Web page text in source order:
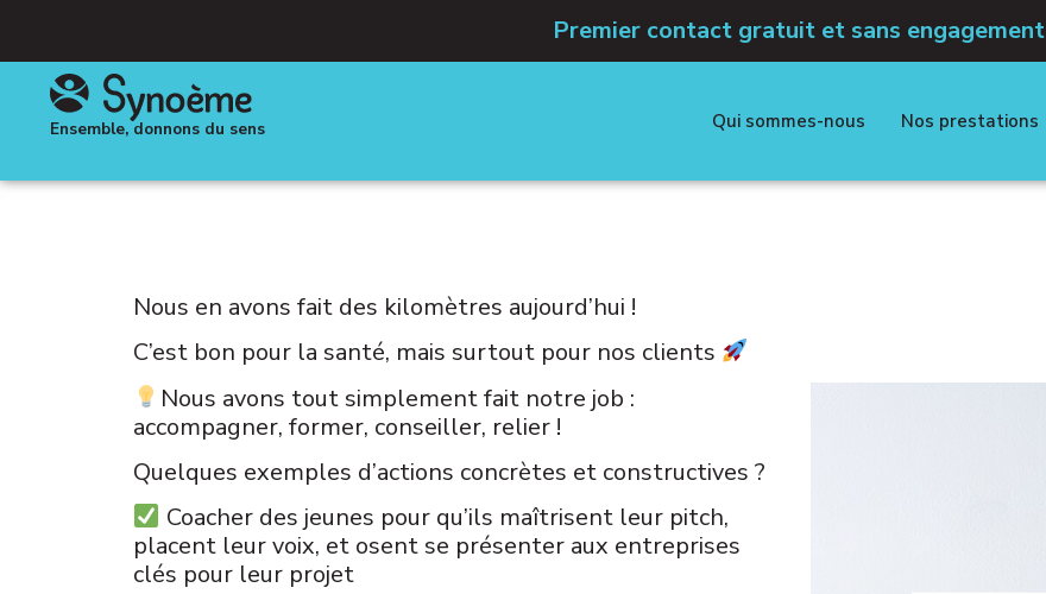
Premier contact gratuit et sans engagement
Ensemble, donnons du sens Qui sommes-nous Nos prestations
Nous en avons fait des kilomètres aujourd’hui !
C’est bon pour la santé, mais surtout pour nos clients
Nous avons tout simplement fait notre job :
accompagner, former, conseiller, relier !
Quelques exemples d’actions concrètes et constructives ?
Coacher des jeunes pour qu’ils maîtrisent leur pitch,
placent leur voix, et osent se présenter aux entreprises
clés pour leur projet